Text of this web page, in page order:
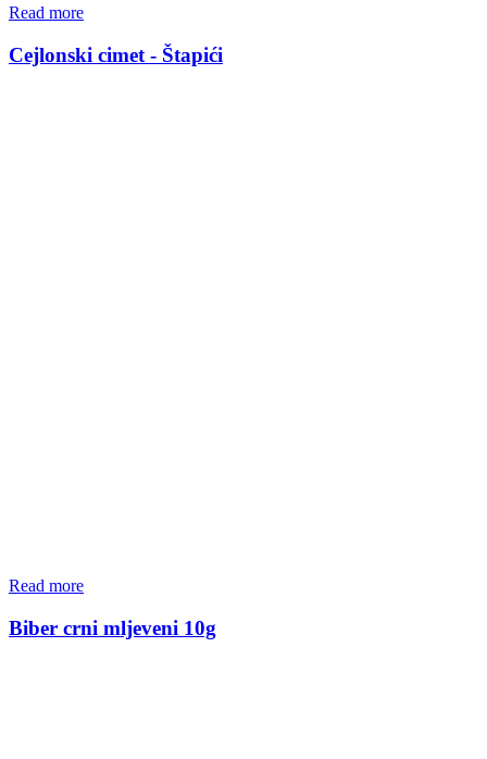
Read more
Cejlonski cimet - Štapići
Read more
Biber crni mljeveni 10g